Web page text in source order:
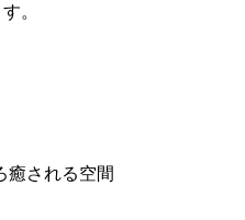
。
癒される空間